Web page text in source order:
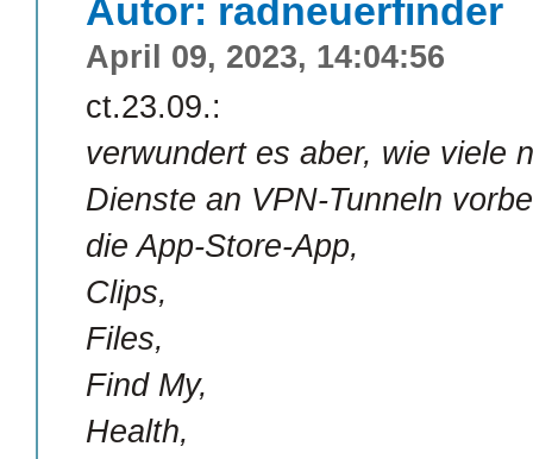
Autor: radneuerfinder
April 09, 2023, 14:04:56
ct.23.09.:
verwundert es aber, wie viele
Dienste an VPN-Tunneln
die App-Store-App,
Clips,
Files,
Find My,
Health,